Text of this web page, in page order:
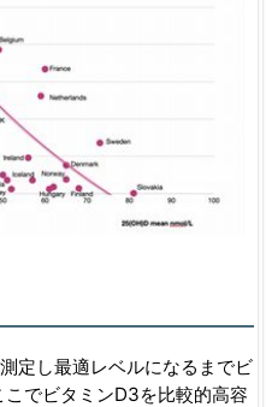
定し最適レベルになるまでビ
でビタミンD3を比較的高容